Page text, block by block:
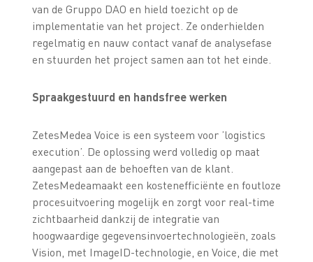
van de Gruppo DAO en hield toezicht op de
implementatie van het project. Ze onderhielden
regelmatig en nauw contact vanaf de analysefase
en stuurden het project samen aan tot het einde.
Spraakgestuurd en handsfree werken
ZetesMedea Voice is een systeem voor ’logistics
execution’. De oplossing werd volledig op maat
aangepast aan de behoeften van de klant.
ZetesMedeamaakt een kostenefficiënte en foutloze
procesuitvoering mogelijk en zorgt voor real-time
zichtbaarheid dankzij de integratie van
hoogwaardige gegevensinvoertechnologieën, zoals
Vision, met ImageID-technologie, en Voice, die met